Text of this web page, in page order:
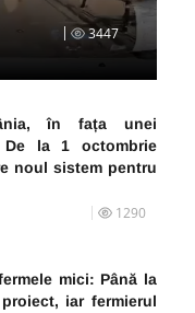
3447
în fața unei
De la 1 octombrie
noul sistem pentru
1290
mici: Până la
iar fermierul